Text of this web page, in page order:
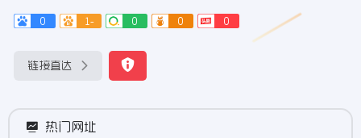
0 1- 0 0 0
链接直达
热门网址